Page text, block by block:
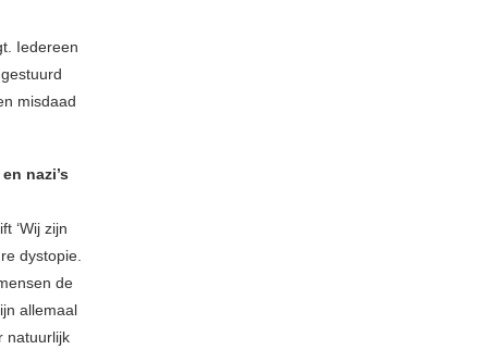
Iedereen
misdaad
nazi’s
‘Wij zijn
dystopie.
de
allemaal
natuurlijk